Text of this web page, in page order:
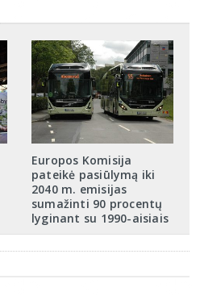
Europos Komisija
pateikė pasiūlymą iki
2040 m. emisijas
sumažinti 90 procentų
lyginant su 1990-aisiais